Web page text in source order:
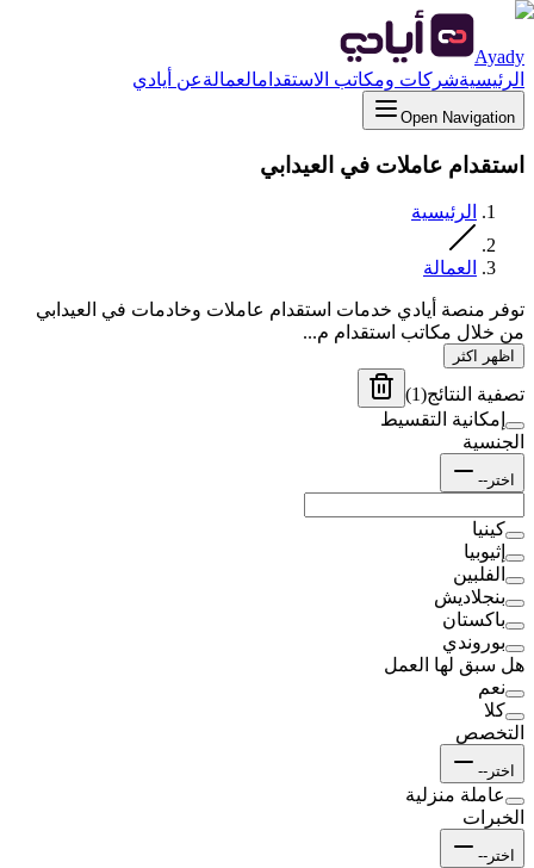
Ayady
الرئيسيةشركات ومكاتب الاستقدامالعمالةعن أيادي
Open Navigation
استقدام عاملات في العيدابي
الرئيسية
العمالة
توفر منصة أيادي خدمات استقدام عاملات وخادمات في العيدابي
من خلال مكاتب استقدام م...
اظهر اكثر
تصفية النتائج(
1
)
إمكانية التقسيط
الجنسية
اختر--
كينيا
إثيوبيا
الفلبين
بنجلاديش
باكستان
بوروندي
هل سبق لها العمل
نعم
كلا
التخصص
اختر--
عاملة منزلية
الخبرات
اختر--